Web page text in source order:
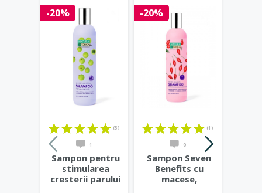
-20%
(5)
1
Sampon pentru
stimularea
cresterii parului
-20%
(1)
0
Sampon Seven
Benefits cu
macese,